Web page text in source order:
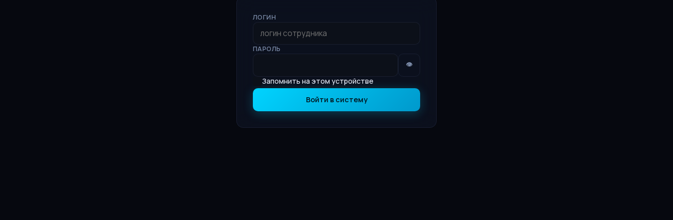
ЛОГИН
ПАРОЛЬ
👁
Запомнить на этом устройстве
Войти в систему